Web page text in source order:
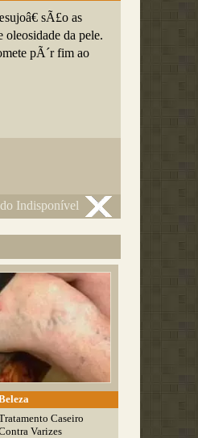
sÃ£o as
oleosidade da pele.
pÃ´r fim ao
Indisponível
Caseiro
Varizes